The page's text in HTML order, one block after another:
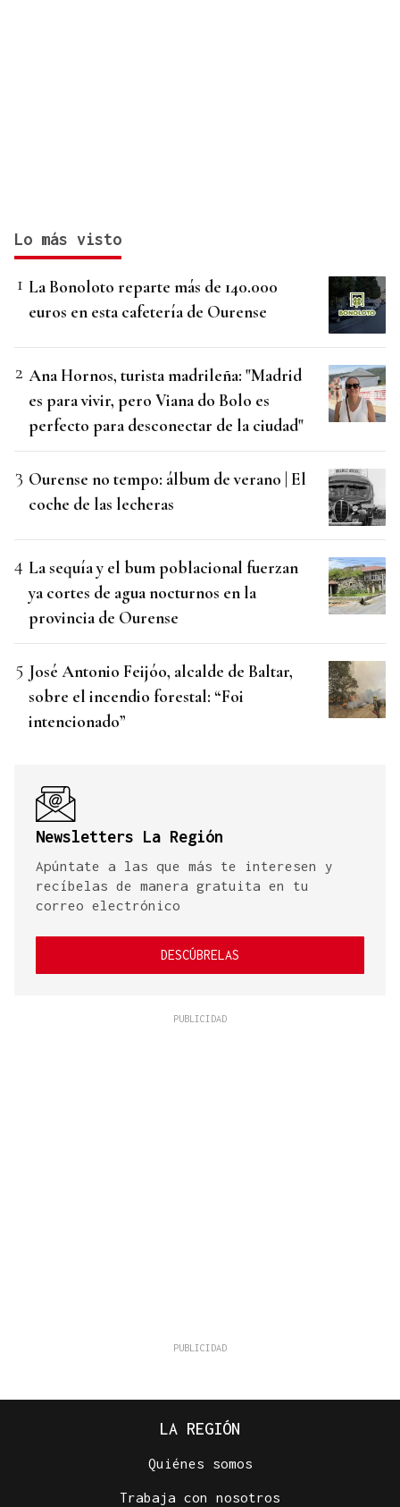
Lo más visto
La Bonoloto reparte más de 140.000
euros en esta cafetería de Ourense
Ana Hornos, turista madrileña: "Madrid
es para vivir, pero Viana do Bolo es
perfecto para desconectar de la ciudad"
Ourense no tempo: álbum de verano | El
coche de las lecheras
La sequía y el bum poblacional fuerzan
ya cortes de agua nocturnos en la
provincia de Ourense
José Antonio Feijóo, alcalde de Baltar,
sobre el incendio forestal: “Foi
intencionado”
Newsletters La Región
Apúntate a las que más te interesen y
recíbelas de manera gratuita en tu
correo electrónico
DESCÚBRELAS
LA REGIÓN
Quiénes somos
Trabaja con nosotros